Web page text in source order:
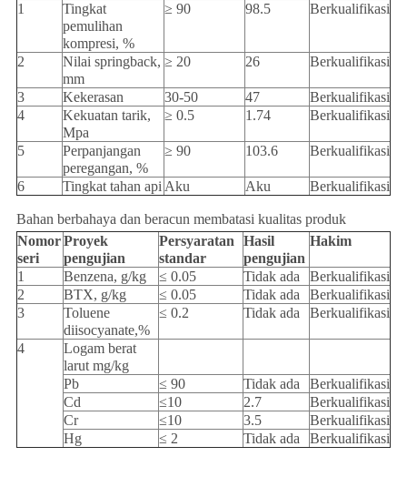
1
Tingkat
pemulihan
kompresi, %
≥ 90 98.5 Berkualifikasi
2
Nilai springback,
mm
≥ 20 26 Berkualifikasi
3 Kekerasan 30-50 47
Berkualifikasi
4
Kekuatan tarik,
Mpa
≥ 0.5 1.74 Berkualifikasi
5
Perpanjangan
peregangan, %
≥ 90 103.6 Berkualifikasi
6 Tingkat tahan apiAku Aku Berkualifikasi
Bahan berbahaya dan beracun membatasi kualitas produk
Nomor
seri
Proyek
pengujian
Persyaratan
standar
Hasil
pengujian
Hakim
1 Benzena, g/kg ≤ 0.05 Tidak ada
Berkualifikasi
2
BTX, g/kg ≤ 0.05 Tidak ada
Berkualifikasi
3
Toluene
diisocyanate,%
≤ 0.2 Tidak ada Berkualifikasi
4
Logam berat
larut mg/kg
Pb
≤ 90 Tidak ada
Berkualifikasi
Cd
≤10 2.7
Berkualifikasi
Cr
≤10 3.5
Berkualifikasi
Hg
≤ 2 Tidak ada Berkualifikasi